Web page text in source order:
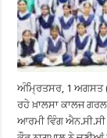
ਅੰਮ੍ਰਿਤਸਰ, 1 ਅਗਸਤ
ਰਹੇ ਖ਼ਾਲਸਾ ਕਾਲਜ
ਆਰਮੀ ਵਿੰਗ ਐਨ.ਸੀ.ਸੀ